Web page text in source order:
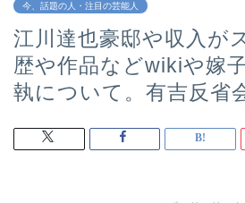
今、話題の人・注目の芸能人
江川達也豪邸や収入が
歴や作品などwikiや嫁
執について。有吉反省